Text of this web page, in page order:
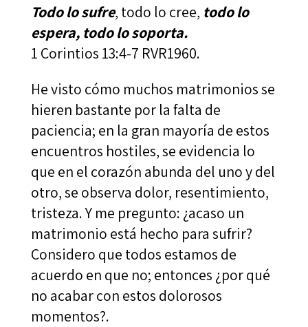
Todo lo sufre, todo lo cree, todo lo
espera, todo lo soporta.
1 Corintios 13:4‭-‬7 RVR1960.
He visto cómo muchos matrimonios se
hieren bastante por la falta de
paciencia; en la gran mayoría de estos
encuentros hostiles, se evidencia lo
que en el corazón abunda del uno y del
otro, se observa dolor, resentimiento,
tristeza. Y me pregunto: ¿acaso un
matrimonio está hecho para sufrir?
Considero que todos estamos de
acuerdo en que no; entonces ¿por qué
no acabar con estos dolorosos
momentos?.